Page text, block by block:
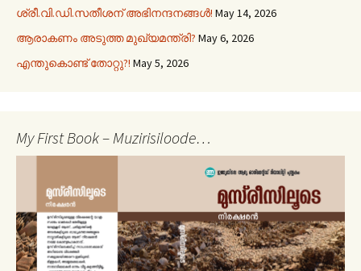
ശ്രീ.വി.ഡി.സതീശന് അഭിനന്ദനങ്ങൾ! May 14, 2026
ആരാകണം അടുത്ത മുഖ്യമന്ത്രി? May 6, 2026
എന്തുകൊണ്ട് തോറ്റു?! May 5, 2026
My First Book – Muzirisiloode…